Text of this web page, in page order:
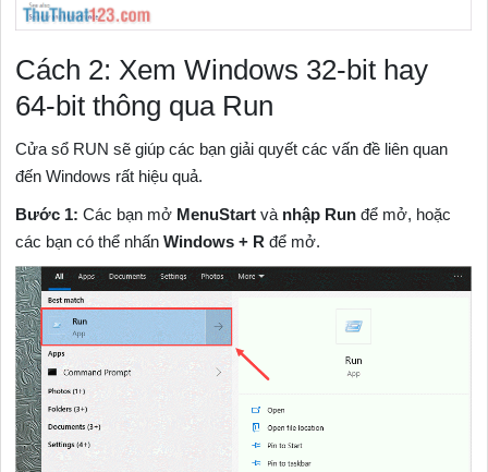
Cách 2: Xem Windows 32-bit hay
64-bit thông qua Run
Cửa sổ RUN sẽ giúp các bạn giải quyết các vấn đề liên quan
đến Windows rất hiệu quả.
Bước 1: Các bạn mở MenuStart và nhập Run để mở, hoặc
các bạn có thể nhấnWindows + R để mở.